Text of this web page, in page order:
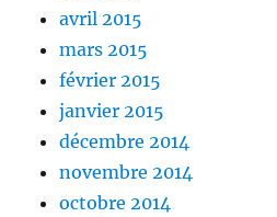
avril 2015
mars 2015
février 2015
janvier 2015
décembre 2014
novembre 2014
octobre 2014